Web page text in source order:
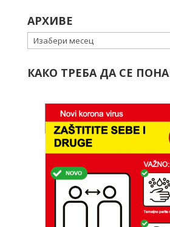
АРХИВЕ
Архиве
КАКО ТРЕБА ДА СЕ